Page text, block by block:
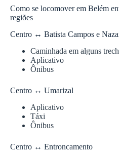
Como se locomover em Belém
regiões
Centro ↔ Batista Campos e
Caminhada em alguns
Aplicativo
Ônibus
Centro ↔ Umarizal
Aplicativo
Táxi
Ônibus
Centro ↔ Entroncamento